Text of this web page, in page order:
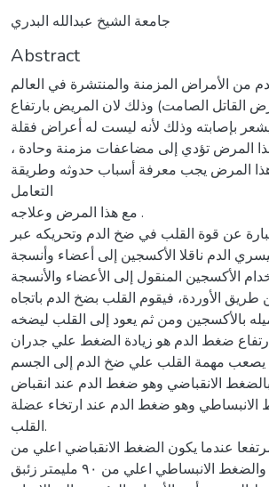
جامعة الشيخ عبدالله البدري
Abstract
من الأمراض المزمنة والمنتشرة في العالم
القاتل الصامت) وذلك لان المريض بارتفاع
بإصابته وذلك لأنه ليست له أعراض فقلة
المرض تؤدي إلى مضاعفات مزمنة وحادة ،
المرض يجب معرفة أسباب حدوثه وطريقة
التعامل
مع هذا المرض وعلاجه .
عن قوة القلب في ضخ الدم وتحريكه عبر
الدم ناقلا الأكسجين إلى أعضاء وأنسجة
الأكسجين المنقول إلى الأعضاء والأنسجة
الأوردة، فيقوم القلب بضخ الدم باتجاه
بالأكسجين ومن ثم يعود إلى القلب ليضخه
ضغط الدم هو زيادة الضغط علي جدران
يصعب مهمة القلب علي ضخ الدم إلى الجسم.
الانقباضي وهو ضغط الدم عند انقباض
وهو ضغط الدم عند ارتخاء عضلة
القلب.
عندما يكون الضغط الانقباضي اعلي من
١٤٠ مليمتر زنبق والضغط الانبساطي اعلي من ۹۰ مليمتر زئبق